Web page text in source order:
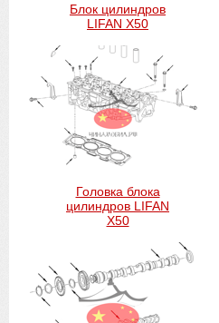
Блок цилиндров
LIFAN X50
Головка блока
цилиндров LIFAN
X50